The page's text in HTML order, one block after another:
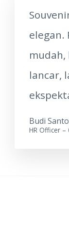
elegan.
mudah,
lancar,
Budi
HR Officer